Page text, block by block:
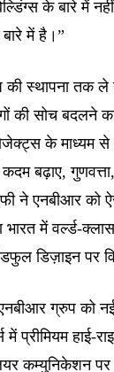
के बारे में
में है।”
स्थापना तक ले
की सोच बदलने
के माध्यम
में कदम बढ़ाए,
ने एनबीआर को
में वर्ल्ड-
डिज़ाइन पर
ग्रुप को
में प्रीमियम
कम्युनिकेशन पर